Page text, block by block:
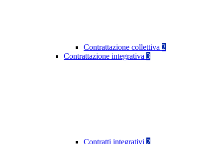
Contrattazione collettiva 2
Contrattazione integrativa 3
Contratti integrativi 2